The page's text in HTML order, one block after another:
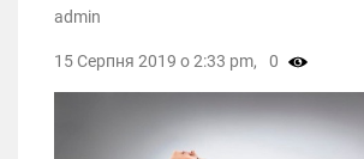
admin
15 Серпня 2019 о 2:33 pm, 0